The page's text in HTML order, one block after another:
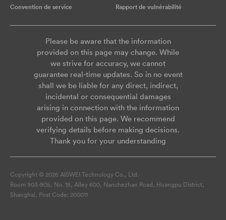
Convention de service Rapport de vulnérabilité
Please be aware that the information
provided on this page may change. While
we strive for accuracy, we cannot
guarantee real-time updates. So in no event
shall we be liable for any direct, indirect,
incidental or consequential damages
arising in connection with the information
provided on this page. We recommend
verifying details before making decisions.
Thank you for your understanding
Copyright © 2026 AISWEI Technology Co., Ltd.
Room 903-905, No. 18, Alley 600, Nanchezhan Road, Huangpu District,
Shanghai, Post Code: 200011